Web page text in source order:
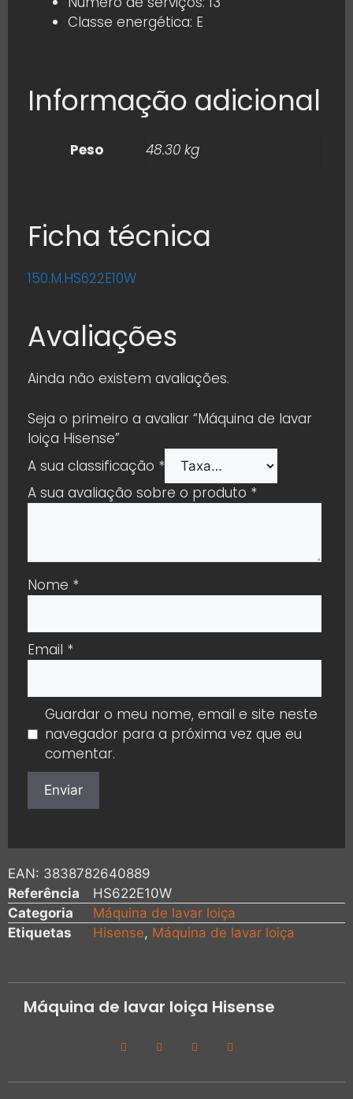
Classe energética: E
Informação adicional
Peso 48.30 kg
Ficha técnica
150.M.HS622E10W
Avaliações
Ainda não existem avaliações.
Seja o primeiro a avaliar “Máquina de lavar
loiça Hisense”
A sua classificação *
A sua avaliação sobre o produto *
Nome *
Email *
Guardar o meu nome, email e site neste
navegador para a próxima vez que eu
comentar.
EAN: 3838782640889
Referência
HS622E10W
Categoria
Máquina de lavar loiça
Etiquetas
Hisense, Máquina de lavar loiça
Máquina de lavar loiça Hisense